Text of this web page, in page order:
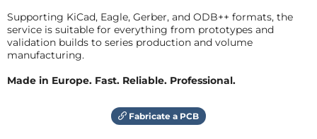
Supporting KiCad, Eagle, Gerber, and ODB++ formats, the
service is suitable for everything from prototypes and
validation builds to series production and volume
manufacturing.
Made in Europe. Fast. Reliable. Professional.
Fabricate a PCB